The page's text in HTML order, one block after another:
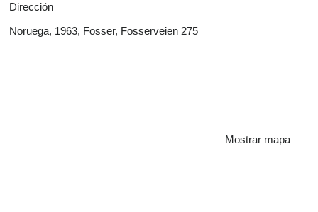
Dirección
Noruega, 1963, Fosser, Fosserveien 275
Mostrar mapa